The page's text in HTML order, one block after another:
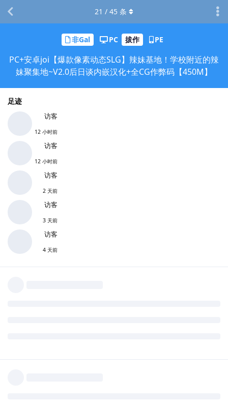
非Gal PC 拔作 PE
PC+安卓joi【爆款像素动态SLG】辣妹基地！学校附近的辣
妹聚集地~V2.0后日谈内嵌汉化+全CG作弊码【450M】
足迹
访客
12 小时前
访客
12 小时前
访客
2 天前
访客
3 天前
访客
4 天前
21 / 45 条